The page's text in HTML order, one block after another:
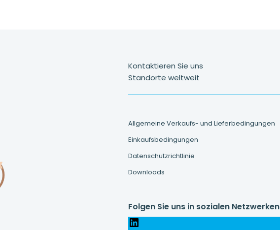
Kontaktieren Sie uns
Standorte weltweit
Allgemeine Verkaufs- und Lieferbedingungen
Einkaufsbedingungen
Datenschutzrichtlinie
Downloads
Folgen Sie uns in sozialen Netzwerken